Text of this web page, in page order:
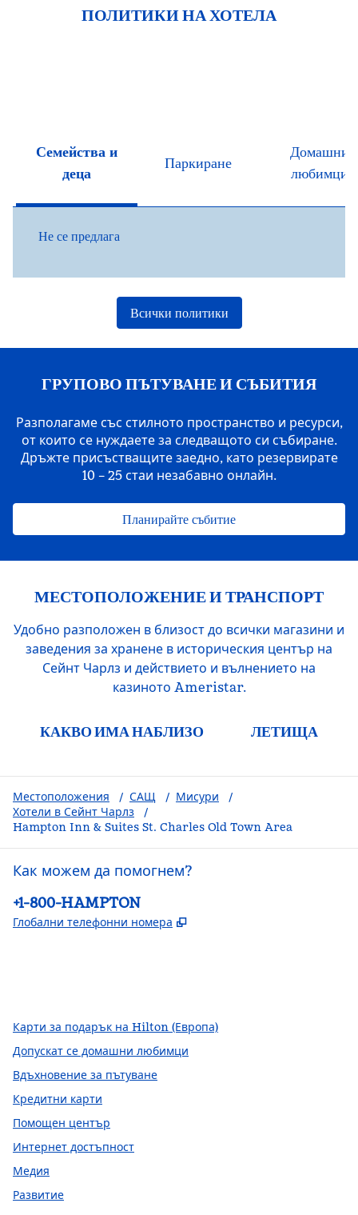
ПОЛИТИКИ НА ХОТЕЛА
Семейства и
деца
Паркиране
Домашни
любимци
Не се предлага
Всички политики
ГРУПОВО ПЪТУВАНЕ И СЪБИТИЯ
Разполагаме със стилното пространство и ресурси,
от които се нуждаете за следващото си събиране.
Дръжте присъстващите заедно, като резервирате
10 – 25 стаи незабавно онлайн.
Планирайте събитие
МЕСТОПОЛОЖЕНИЕ И ТРАНСПОРТ
Удобно разположен в близост до всички магазини и
заведения за хранене в историческия център на
Сейнт Чарлз и действието и вълнението на
казиното Ameristar.
КАКВО ИМА НАБЛИЗО ЛЕТИЩА
Местоположения / САЩ / Мисури
/
Хотели в Сейнт Чарлз
/
Hampton Inn & Suites St. Charles Old Town Area
Как можем да помогнем?
Телефон:
+1-800-HAMPTON
Глобални телефонни номера ,
Карти за подарък на Hilton (Европа)
Допускат се домашни любимци
Вдъхновение за пътуване
Кредитни карти
Помощен център
Интернет достъпност
Медия
Развитие